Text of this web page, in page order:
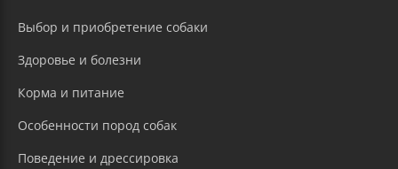
Выбор и приобретение собаки
Здоровье и болезни
Корма и питание
Особенности пород собак
Поведение и дрессировка